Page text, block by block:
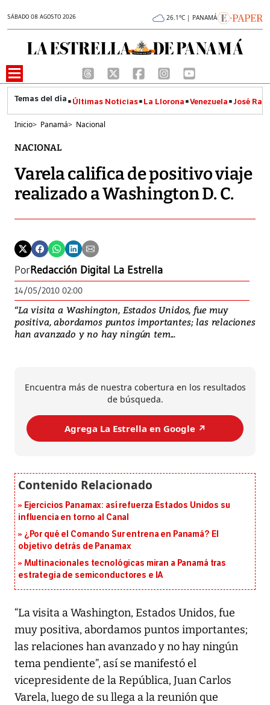
SÁBADO 08 AGOSTO 2026 26.1°C | PANAMÁ
Últimas Noticias La Llorona Venezuela José
Inicio> Panamá> Nacional
NACIONAL
Varela califica de positivo viaje
realizado a Washington D. C.
PorRedacción Digital La Estrella
14/05/2010 02:00
“La visita a Washington, Estados Unidos, fue muy
positiva, abordamos puntos importantes; las relaciones
han avanzado y no hay ningún tem...
Encuentra más de nuestra cobertura en los resultados
de búsqueda.
Agrega La Estrella en Google ↗️
Ejercicios Panamax: así refuerza Estados Unidos su
influencia en torno al Canal
¿Por qué el Comando Sur entrena en Panamá? El
objetivo detrás de Panamax
Multinacionales tecnológicas miran a Panamá tras
estrategia de semiconductores e IA
“La visita a Washington, Estados Unidos, fue
muy positiva, abordamos puntos importantes;
las relaciones han avanzado y no hay ningún
tema pendiente”, así se manifestó el
vicepresidente de la República, Juan Carlos
Varela, luego de su llega a la reunión que